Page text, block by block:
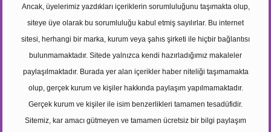
Ancak, üyelerimiz yazdıkları içeriklerin sorumluluğunu taşımakta olup,
siteye üye olarak bu sorumluluğu kabul etmiş sayılırlar. Bu internet
sitesi, herhangi bir marka, kurum veya şahıs şirketi ile hiçbir bağlantısı
bulunmamaktadır. Sitede yalnızca kendi hazırladığımız makaleler
paylaşılmaktadır. Burada yer alan içerikler haber niteliği taşımamakta
olup, gerçek kurum ve kişiler hakkında paylaşım yapılmamaktadır.
Gerçek kurum ve kişiler ile isim benzerlikleri tamamen tesadüfidir.
Sitemiz, kar amacı gütmeyen ve tamamen ücretsiz bir bilgi paylaşım